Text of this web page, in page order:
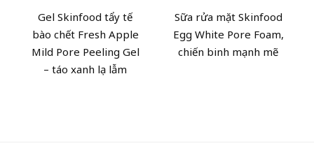
Gel Skinfood tẩy tế
bào chết Fresh Apple
Mild Pore Peeling Gel
– táo xanh lạ lẫm
Sữa rửa mặt Skinfood
Egg White Pore Foam,
chiến binh mạnh mẽ